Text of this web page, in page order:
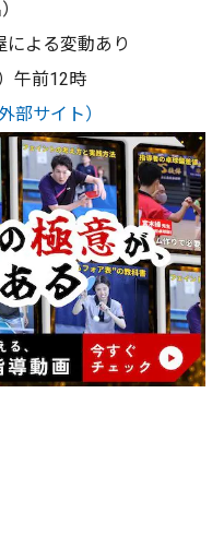
よる変動あり
午前12時
外部サイト）